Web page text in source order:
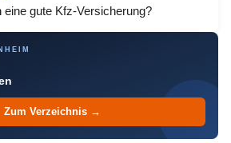
gute Kfz-Versicherung?
Zum Verzeichnis →